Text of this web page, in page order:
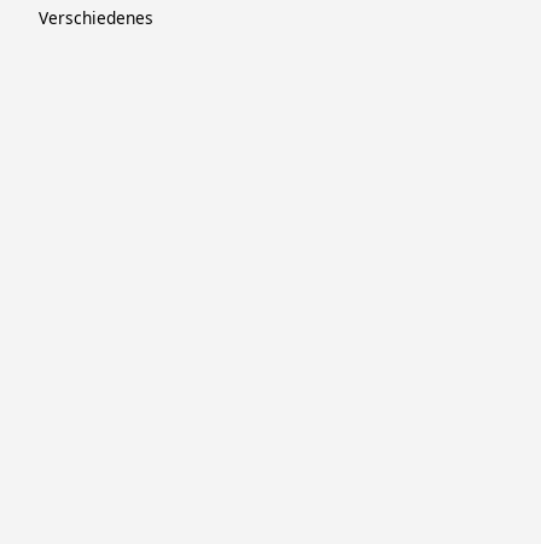
Verschiedenes